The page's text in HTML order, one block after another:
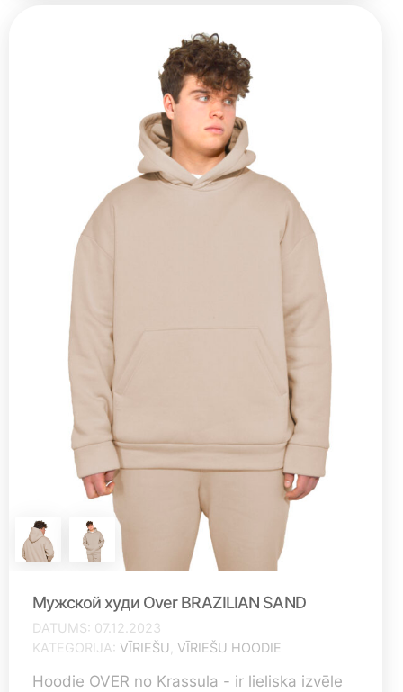
Мужской худи Over BRAZILIAN SAND
DATUMS 07.12.2023
KATEGORIJA VĪRIEŠU VĪRIEŠU HOODIE
Hoodie OVER no Krassula - ir lieliska izvēle